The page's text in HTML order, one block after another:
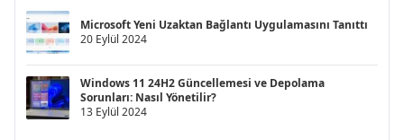
Microsoft Yeni Uzaktan Bağlantı Uygulamasını Tanıttı
20 Eylül 2024
Windows 11 24H2 Güncellemesi ve Depolama
Sorunları: Nasıl Yönetilir?
13 Eylül 2024